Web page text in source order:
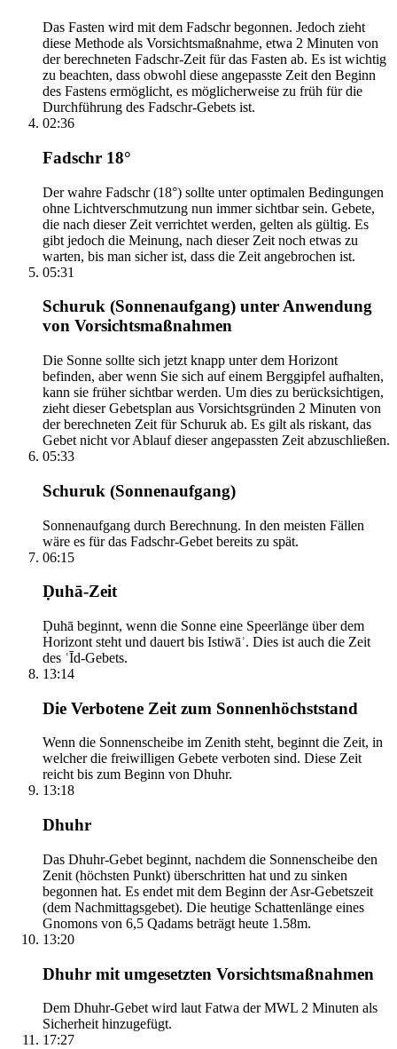
Das Fasten wird mit dem Fadschr begonnen. Jedoch zieht
diese Methode als Vorsichtsmaßnahme, etwa 2 Minuten von
der berechneten Fadschr-Zeit für das Fasten ab. Es ist wichtig
zu beachten, dass obwohl diese angepasste Zeit den Beginn
des Fastens ermöglicht, es möglicherweise zu früh für die
Durchführung des Fadschr-Gebets ist.
02:36
Fadschr 18°
Der wahre Fadschr (18°) sollte unter optimalen Bedingungen
ohne Lichtverschmutzung nun immer sichtbar sein. Gebete,
die nach dieser Zeit verrichtet werden, gelten als gültig. Es
gibt jedoch die Meinung, nach dieser Zeit noch etwas zu
warten, bis man sicher ist, dass die Zeit angebrochen ist.
05:31
Schuruk (Sonnenaufgang) unter Anwendung
von Vorsichtsmaßnahmen
Die Sonne sollte sich jetzt knapp unter dem Horizont
befinden, aber wenn Sie sich auf einem Berggipfel aufhalten,
kann sie früher sichtbar werden. Um dies zu berücksichtigen,
zieht dieser Gebetsplan aus Vorsichtsgründen 2 Minuten von
der berechneten Zeit für Schuruk ab. Es gilt als riskant, das
Gebet nicht vor Ablauf dieser angepassten Zeit abzuschließen.
05:33
Schuruk (Sonnenaufgang)
Sonnenaufgang durch Berechnung. In den meisten Fällen
wäre es für das Fadschr-Gebet bereits zu spät.
06:15
Ḍuhā-Zeit
Ḍuhā beginnt, wenn die Sonne eine Speerlänge über dem
Horizont steht und dauert bis Istiwāʾ. Dies ist auch die Zeit
des ʿĪd-Gebets.
13:14
Die Verbotene Zeit zum Sonnenhöchststand
Wenn die Sonnenscheibe im Zenith steht, beginnt die Zeit, in
welcher die freiwilligen Gebete verboten sind. Diese Zeit
reicht bis zum Beginn von Dhuhr.
13:18
Dhuhr
Das Dhuhr-Gebet beginnt, nachdem die Sonnenscheibe den
Zenit (höchsten Punkt) überschritten hat und zu sinken
begonnen hat. Es endet mit dem Beginn der Asr-Gebetszeit
(dem Nachmittagsgebet). Die heutige Schattenlänge eines
Gnomons von 6,5 Qadams beträgt heute 1.58m.
13:20
Dhuhr mit umgesetzten Vorsichtsmaßnahmen
Dem Dhuhr-Gebet wird laut Fatwa der MWL 2 Minuten als
Sicherheit hinzugefügt.
17:27